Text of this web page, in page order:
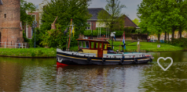
favorite_border